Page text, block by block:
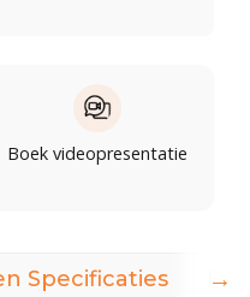
Boek videopresentatie
Specificaties →